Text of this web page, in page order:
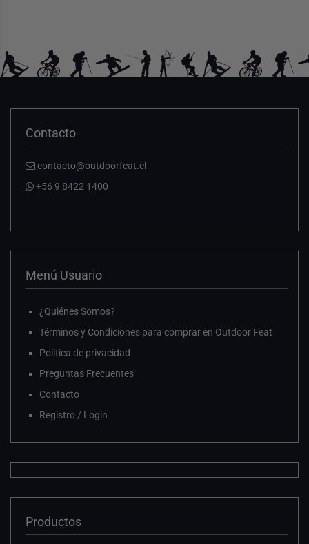
Contacto
contacto@outdoorfeat.cl
+56 9 8422 1400
Menú Usuario
¿Quiénes Somos?
Términos y Condiciones para comprar en Outdoor Feat
Política de privacidad
Preguntas Frecuentes
Contacto
Registro / Login
Productos